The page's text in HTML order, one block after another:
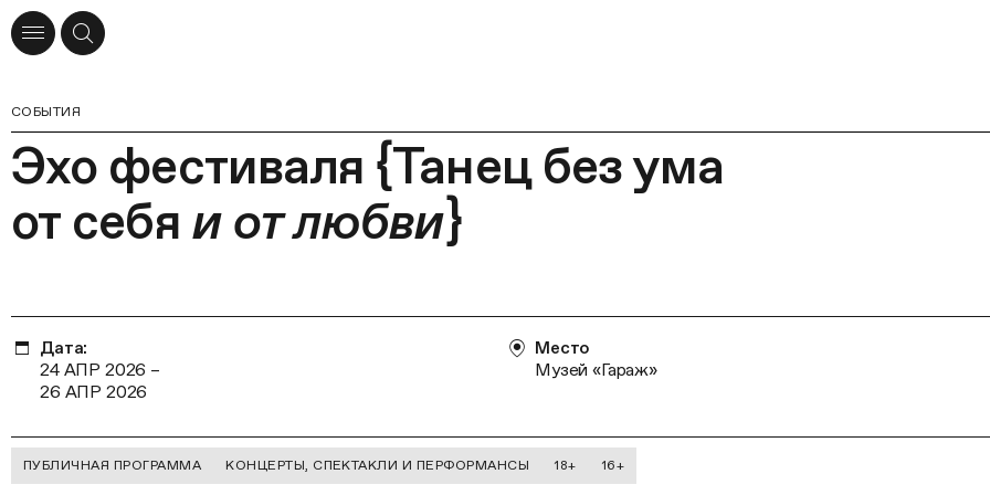
СОБЫТИЯ
Эхо фестиваля {Танец без ума
от себя и от любви}
Дата:
24 АПР 2026 –
26 АПР 2026
Место
Музей «Гараж»
ПУБЛИЧНАЯ ПРОГРАММА КОНЦЕРТЫ, СПЕКТАКЛИ И ПЕРФОРМАНСЫ 18+ 16+